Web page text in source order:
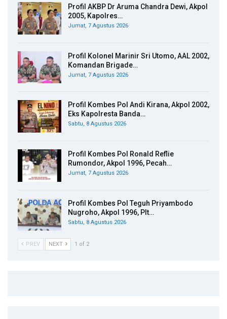
Profil AKBP Dr Aruma Chandra Dewi, Akpol
2005, Kapolres…
Jumat, 7 Agustus 2026
Profil Kolonel Marinir Sri Utomo, AAL 2002,
Komandan Brigade…
Jumat, 7 Agustus 2026
Profil Kombes Pol Andi Kirana, Akpol 2002,
Eks Kapolresta Banda…
Sabtu, 8 Agustus 2026
Profil Kombes Pol Ronald Reflie
Rumondor, Akpol 1996, Pecah…
Jumat, 7 Agustus 2026
Profil Kombes Pol Teguh Priyambodo
Nugroho, Akpol 1996, Plt…
Sabtu, 8 Agustus 2026
PREV NEXT 1 of 2